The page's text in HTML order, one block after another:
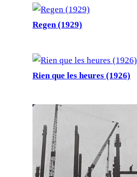
Regen (1929)
Rien que les heures (1926)